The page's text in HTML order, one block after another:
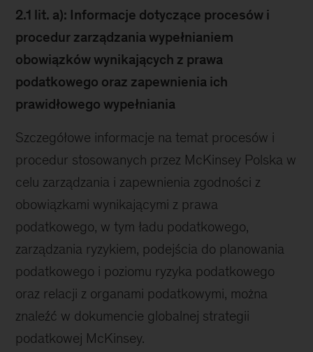
2.1 lit. a): Informacje dotyczące procesów i
procedur zarządzania wypełnianiem
obowiązków wynikających z prawa
podatkowego oraz zapewnienia ich
prawidłowego wypełniania
Szczegółowe informacje na temat procesów i
procedur stosowanych przez McKinsey Polska w
celu zarządzania i zapewnienia zgodności z
obowiązkami wynikającymi z prawa
podatkowego, w tym ładu podatkowego,
zarządzania ryzykiem, podejścia do planowania
podatkowego i poziomu ryzyka podatkowego
oraz relacji z organami podatkowymi, można
znaleźć w dokumencie globalnej strategii
podatkowej McKinsey.